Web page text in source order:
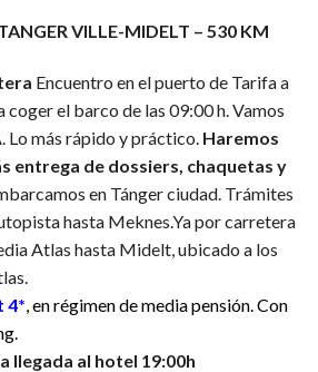
VILLE-MIDELT – 530 KM
Encuentro en el puerto de Tarifa a
coger el barco de las 09:00 h. Vamos
Lo más rápido y práctico. Haremos
entrega de dossiers, chaquetas y
en Tánger ciudad. Trámites
hasta Meknes.Ya por carretera
Atlas hasta Midelt, ubicado a los
4* , en régimen de media pensión. Con
llegada al hotel 19:00h